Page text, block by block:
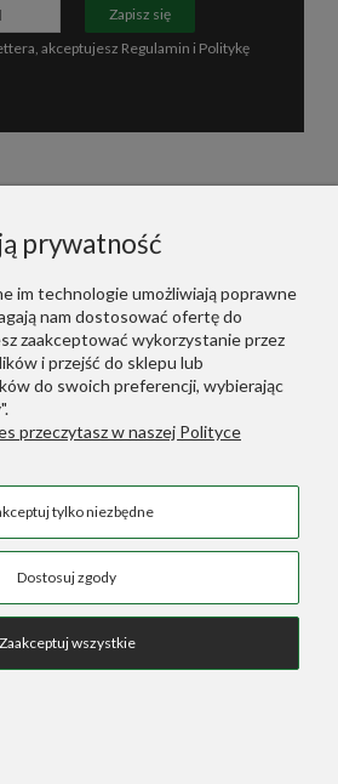
Zapisz się
akceptujesz Regulamin i Politykę
Rośliny::Sztuczne Palmy
2026 SKLEP GREEN DESIGNERS
prywatność
im technologie umożliwiają poprawne
nam dostosować ofertę do
zaakceptować wykorzystanie przez
i przejść do sklepu lub
do swoich preferencji, wybierając
przeczytasz w naszej Polityce
tylko niezbędne
Dostosuj zgody
Zaakceptuj wszystkie